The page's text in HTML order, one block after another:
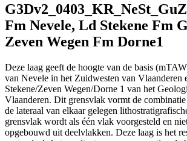
Fm Nevele, Ld Stekene Fm
Zeven Wegen Fm Dorne1
Deze laag geeft de hoogte van de basis
van Nevele in het Zuidwesten van Vlaanderen
Stekene/Zeven Wegen/Dorne 1 van het
Vlaanderen. Dit grensvlak vormt de combinatie
de lateraal van elkaar gelegen
grensvlak wordt als één vlak voorgesteld en
opgebouwd uit deelvlakken. Deze laag is het